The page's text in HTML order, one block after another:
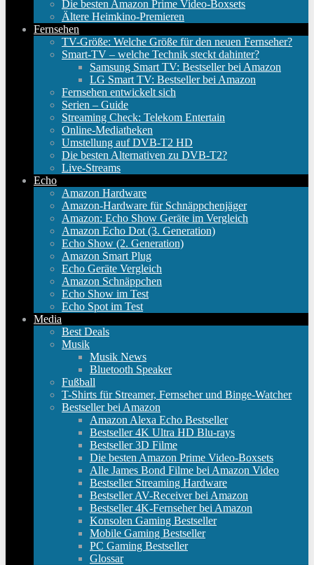
Die besten Amazon Prime Video-Boxsets
Ältere Heimkino-Premieren
Fernsehen
TV-Größe: Welche Größe für den neuen Fernseher?
Smart-TV – welche Technik steckt dahinter?
Samsung Smart TV: Bestseller bei Amazon
LG Smart TV: Bestseller bei Amazon
Fernsehen entwickelt sich
Serien – Guide
Streaming Check: Telekom Entertain
Online-Mediatheken
Umstellung auf DVB-T2 HD
Die besten Alternativen zu DVB-T2?
Live-Streams
Echo
Amazon Hardware
Amazon-Hardware für Schnäppchenjäger
Amazon: Echo Show Geräte im Vergleich
Amazon Echo Dot (3. Generation)
Echo Show (2. Generation)
Amazon Smart Plug
Echo Geräte Vergleich
Amazon Schnäppchen
Echo Show im Test
Echo Spot im Test
Media
Best Deals
Musik
Musik News
Bluetooth Speaker
Fußball
T-Shirts für Streamer, Fernseher und Binge-Watcher
Bestseller bei Amazon
Amazon Alexa Echo Bestseller
Bestseller 4K Ultra HD Blu-rays
Bestseller 3D Filme
Die besten Amazon Prime Video-Boxsets
Alle James Bond Filme bei Amazon Video
Bestseller Streaming Hardware
Bestseller AV-Receiver bei Amazon
Bestseller 4K-Fernseher bei Amazon
Konsolen Gaming Bestseller
Mobile Gaming Bestseller
PC Gaming Bestseller
Glossar